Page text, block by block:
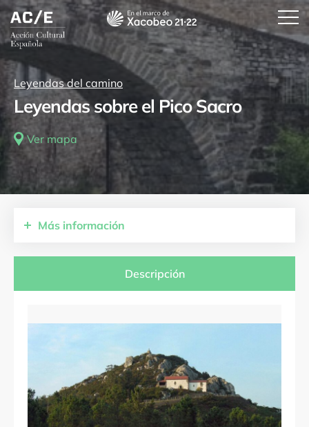
Leyendas del camino
Leyendas sobre el Pico Sacro
Ver mapa
Más información
Galicia
Comarcas
Localidades
Boqueixón
Denominación
Leyendas sobre el Pico Sacro
Descripción